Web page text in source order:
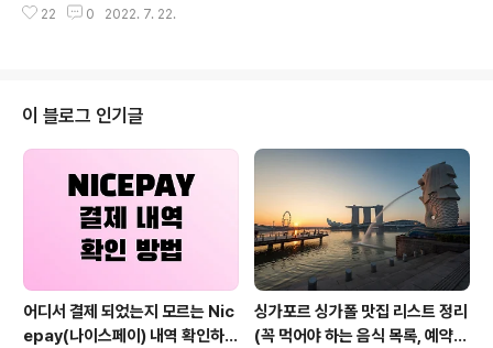
확인해볼까요? 목차 하노이 베트남 북부에 위치한 하노이
다. 지난 4월 한 달간 발리로 자유 여행을 다녀오고 나서 꼭
으로 직장 생활하는 한국 사람들이 가장 많이 발리를 방문
할 때 머무는 기간인 5박 7일 (5박 6일이라고도 하시더라
구요) 여행 일정을 만들어보고자 합니다. 우붓과 꾸따 세미
냑 짱구 지역을 여행하는 일정을 정리해 보았습니다. 글이
조금 긴 편입니다. 목차 3일 꾸따, 세미냑, 짱구 지역 + 2일
우붓 지역 우..
22 0 2022. 7. 22.
이 블로그 인기글
어디서 결제 되었는지 모르는 Nic
epay(나이스페이) 내역 확인하는
싱가포르 싱가폴 맛집 리스트 정리
(꼭 먹어야 하는 음식 목록, 예약